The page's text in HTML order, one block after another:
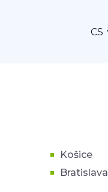
CS
Košice
Bratislava